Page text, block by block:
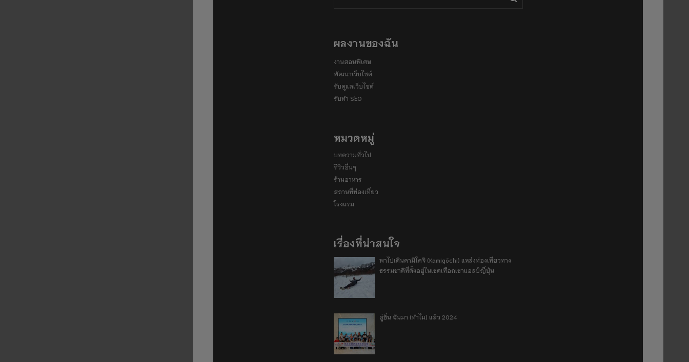
ผลงานของฉัน
งานสอนพิเศษ
พัฒนาเว็บไซต์
รับดูแลเว็บไซต์
รับทำ SEO
หมวดหมู่
บทความทั่วไป
รีวิวอื่นๆ
ร้านอาหาร
สถานที่ท่องเที่ยว
โรงแรม
เรื่องที่น่าสนใจ
พาไปเดินคามิโคจิ (Kamigōchi) แหล่งท่องเที่ยวทาง
ธรรมชาติที่ตั้งอยู่ในเขตเทือกเขาแอลป์ญี่ปุ่น
อู่ฮั่น ฉันมา (ทำไม) แล้ว 2024